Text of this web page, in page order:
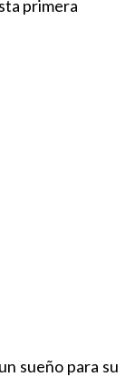
primera
sueño para su